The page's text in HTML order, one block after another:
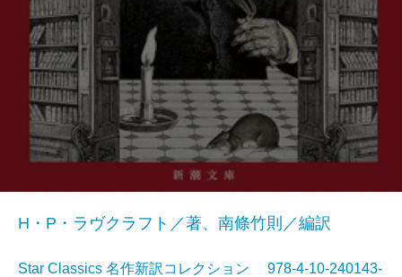
H・P・ラヴクラフト／著、南條竹則／編訳
Star Classics 名作新訳コレクション 978-4-10-240143-